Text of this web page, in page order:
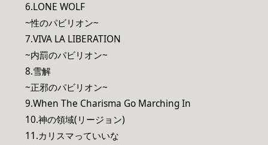
6.LONE WOLF
~性のパビリオン~
7.VIVA LA LIBERATION
~内罰のパビリオン~
8.雪解
~正邪のパビリオン~
9.When The Charisma Go Marching In
10.神の領域(リージョン)
11.カリスマっていいな